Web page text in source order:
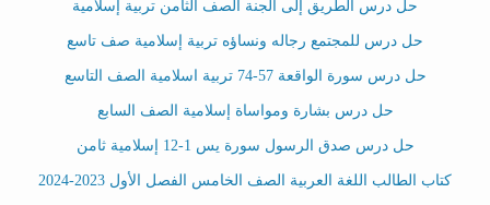
حل درس الطريق إلى الجنة الصف الثامن تربية إسلامية
حل درس للمجتمع رجاله ونساؤه تربية إسلامية صف تاسع
حل درس سورة الواقعة 57-74 تربية اسلامية الصف التاسع
حل درس بشارة ومواساة إسلامية الصف السابع
حل درس صدق الرسول سورة يس 1-12 إسلامية ثامن
كتاب الطالب اللغة العربية الصف الخامس الفصل الأول 2023-2024